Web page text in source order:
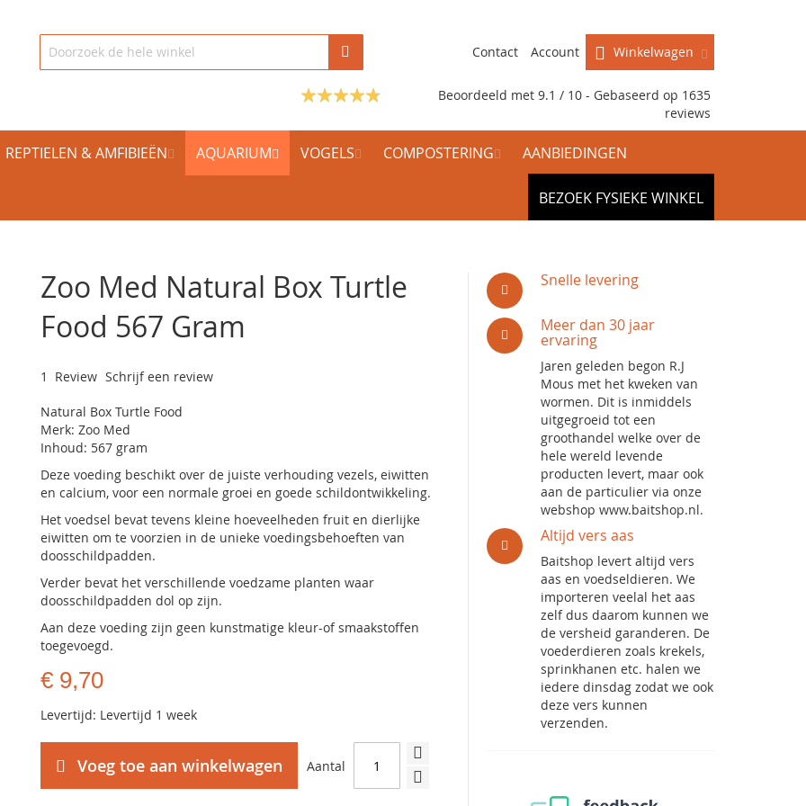
Winkelwagen
Contact Account
Beoordeeld met 9.1 / 10 - Gebaseerd op 1635
reviews
REPTIELEN & AMFIBIEËN AQUARIUM VOGELS COMPOSTERING AANBIEDINGEN
BEZOEK FYSIEKE WINKEL
Zoo Med Natural Box Turtle
Food 567 Gram
1 Review Schrijf een review
Natural Box Turtle Food
Merk: Zoo Med
Inhoud: 567 gram
Deze voeding beschikt over de juiste verhouding vezels, eiwitten
en calcium, voor een normale groei en goede schildontwikkeling.
Het voedsel bevat tevens kleine hoeveelheden fruit en dierlijke
eiwitten om te voorzien in de unieke voedingsbehoeften van
doosschildpadden.
Verder bevat het verschillende voedzame planten waar
doosschildpadden dol op zijn.
Aan deze voeding zijn geen kunstmatige kleur-of smaakstoffen
toegevoegd.
€ 9,70
Levertijd: Levertijd 1 week
Aantal
Voeg toe aan winkelwagen
Snelle levering
Meer dan 30 jaar
ervaring
Jaren geleden begon R.J
Mous met het kweken van
wormen. Dit is inmiddels
uitgegroeid tot een
groothandel welke over de
hele wereld levende
producten levert, maar ook
aan de particulier via onze
webshop www.baitshop.nl.
Altijd vers aas
Baitshop levert altijd vers
aas en voedseldieren. We
importeren veelal het aas
zelf dus daarom kunnen we
de versheid garanderen. De
voederdieren zoals krekels,
sprinkhanen etc. halen we
iedere dinsdag zodat we ook
deze vers kunnen
verzenden.